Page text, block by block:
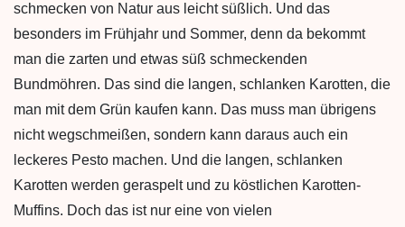
schmecken von Natur aus leicht süßlich. Und das
besonders im Frühjahr und Sommer, denn da bekommt
man die zarten und etwas süß schmeckenden
Bundmöhren. Das sind die langen, schlanken Karotten, die
man mit dem Grün kaufen kann. Das muss man übrigens
nicht wegschmeißen, sondern kann daraus auch ein
leckeres Pesto machen. Und die langen, schlanken
Karotten werden geraspelt und zu köstlichen Karotten-
Muffins. Doch das ist nur eine von vielen